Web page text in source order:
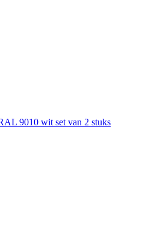
9010 wit set van 2 stuks